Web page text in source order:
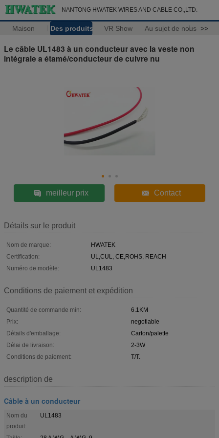
NANTONG HWATEK WIRES AND CABLE CO.,LTD.
Maison Des produits VR Show Au sujet de nous >>
Le câble UL1483 à un conducteur avec la veste non
intégrale a étamé/conducteur de cuivre nu
meilleur prix Contact
Détails sur le produit
Nom de marque:
HWATEK
Certification:
UL,CUL, CE,ROHS, REACH
Numéro de modèle:
UL1483
Conditions de paiement et expédition
Quantité de commande min:
6.1KM
Prix:
negotiable
Détails d'emballage:
Carton/palette
Délai de livraison:
2-3W
Conditions de paiement:
T/T.
description de
Câble à un conducteur
Nom du
produit:
UL1483